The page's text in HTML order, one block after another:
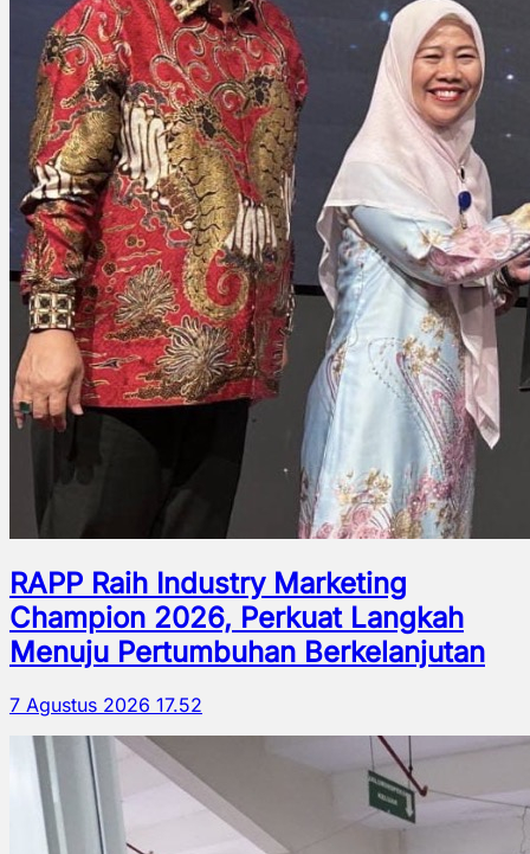
RAPP Raih Industry Marketing
Champion 2026, Perkuat Langkah
Menuju Pertumbuhan Berkelanjutan
7 Agustus 2026 17.52